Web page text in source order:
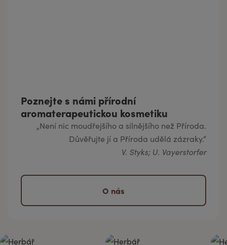
Poznejte s námi přírodní
aromaterapeutickou kosmetiku
„Není nic moudřejšího a silnějšího než Příroda.
Důvěřujte jí a Příroda udělá zázraky.“
V. Styks; U. Vayerstorfer
O nás